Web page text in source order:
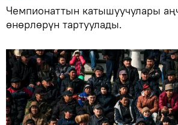
Чемпионаттын катышуучулары
өнөрлөрүн тартуулады.